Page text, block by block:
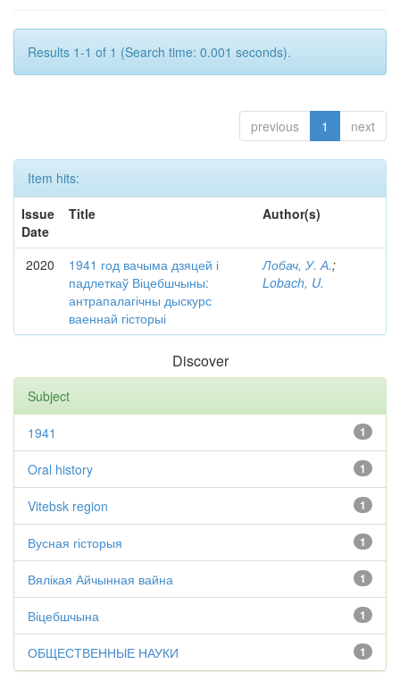
Results 1-1 of 1 (Search time: 0.001 seconds).
previous 1 next
Item hits:
Issue
Date
Title Author(s)
2020
1941 год вачыма дзяцей і
падлеткаў Віцебшчыны:
антрапалагічны дыскурс
ваеннай гісторыі
Лобач, У. А.;
Lobach, U.
Discover
Subject
1
1941
1
Oral history
1
Vitebsk region
1
Вусная гісторыя
1
Вялікая Айчынная вайна
1
Віцебшчына
1
ОБЩЕСТВЕННЫЕ НАУКИ